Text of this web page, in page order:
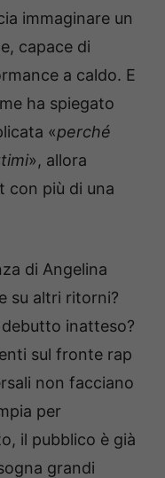
immaginare un
capace di
a caldo. E
ha spiegato
«perché
», allora
con più di una
di Angelina
su altri ritorni?
inatteso?
sul fronte rap
non facciano
per
il pubblico è già
grandi